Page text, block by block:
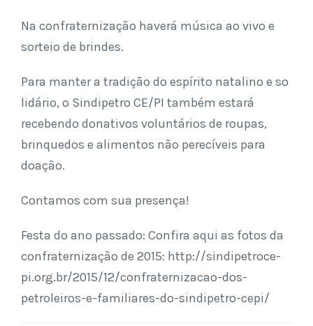
Na confraternização haverá música ao vivo e
sorteio de brindes.
Para manter a tradição do espírito natalino e so
lidário, o Sindipetro CE/PI também estará
recebendo donativos voluntários de roupas,
brinquedos e alimentos não perecíveis para
doação.
Contamos com sua presença!
Festa do ano passado: Confira aqui as fotos da
confraternização de 2015: http://sindipetroce-
pi.org.br/2015/12/confraternizacao-dos-
petroleiros-e-familiares-do-sindipetro-cepi/